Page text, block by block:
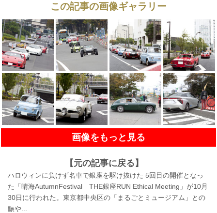
この記事の画像ギャラリー
画像をもっと見る
【元の記事に戻る】
ハロウィンに負けず名車で銀座を駆け抜けた 5回目の開催となっ
た「晴海AutumnFestival THE銀座RUN Ethical Meeting」が10月
30日に行われた。東京都中央区の「まるごとミュージアム」との
賑や...